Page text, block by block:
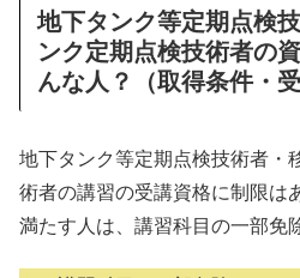
地下タンク等定期点検
ンク定期点検技術者の
んな人？（取得条件・受
地下タンク等定期点検技術者・
術者の講習の受講資格に制限は
満たす人は、講習科目の一部免